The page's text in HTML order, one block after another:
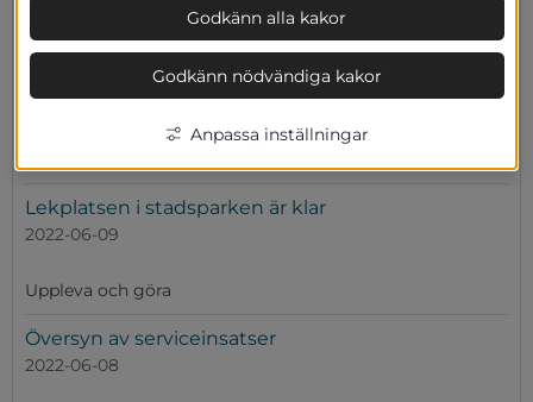
Uppleva och göra
Herrljunga når nya nivåer i Svenskt Näringslivs
rankning av företagsklimatet
2022-06-10
Lekplatsen i stadsparken är klar
2022-06-09
Uppleva och göra
Översyn av serviceinsatser
2022-06-08
Godkänn alla kakor
Godkänn nödvändiga kakor
Anpassa inställningar